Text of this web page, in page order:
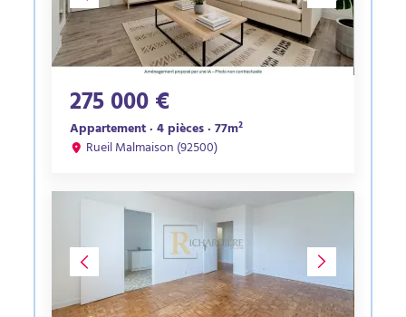
275 000 €
Appartement · 4 pièces · 77m²
Rueil Malmaison (92500)